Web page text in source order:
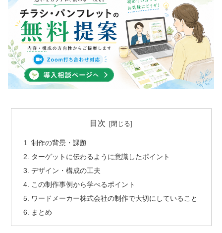
目次
制作の背景・課題
ターゲットに伝わるように意識したポイント
デザイン・構成の工夫
この制作事例から学べるポイント
ワードメーカー株式会社の制作で大切にしていること
まとめ